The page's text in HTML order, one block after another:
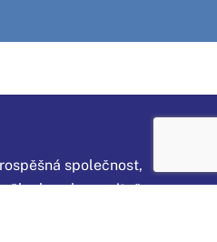
společnost,
a humanitně